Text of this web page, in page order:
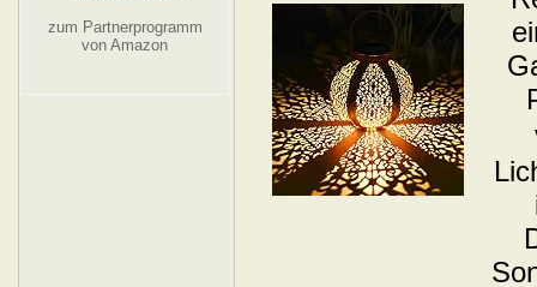
zum Partnerprogramm
von Amazon